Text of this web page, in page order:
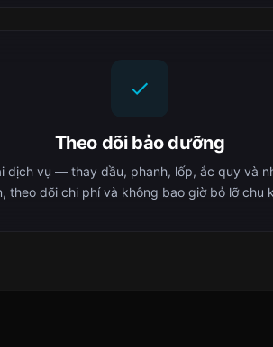
Theo dõi bảo dưỡng
dịch vụ — thay dầu, phanh, lốp, ắc quy và
theo dõi chi phí và không bao giờ bỏ lỡ chu